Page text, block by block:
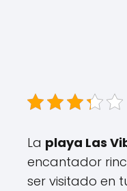
La playa Las
encantador
ser visitado en